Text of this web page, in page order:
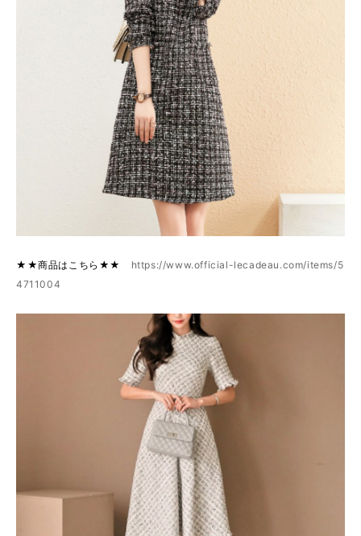
★★商品はこちら★★ https://www.official-lecadeau.com/items/5
4711004